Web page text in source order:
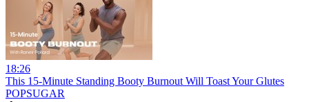
18:26
This 15-Minute Standing Booty Burnout Will Toast Your Glutes
POPSUGAR